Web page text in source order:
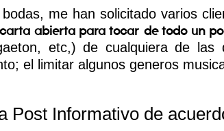
me han solicitado varios
abierta para tocar de todo un
etc,) de cualquiera de
el limitar algunos generos
Post Informativo de